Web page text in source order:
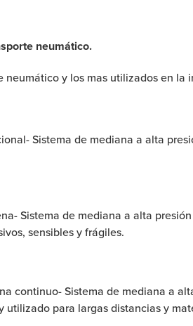
neumático.
y los mas utilizados en la
Sistema de mediana a alta
Sistema de mediana a alta
sensibles y frágiles.
continuo- Sistema de mediana a
para largas distancias y